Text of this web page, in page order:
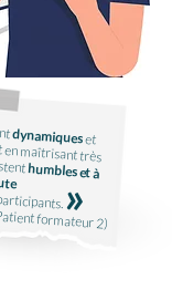
dynamiqueset
restenthumbles et à
formateur 2)
«